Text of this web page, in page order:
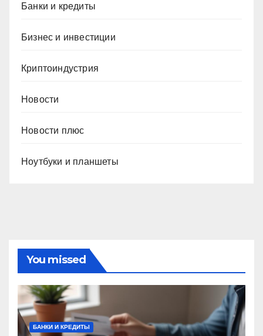
Банки и кредиты
Бизнес и инвестиции
Криптоиндустрия
Новости
Новости плюс
Ноутбуки и планшеты
You missed
БАНКИ И КРЕДИТЫ